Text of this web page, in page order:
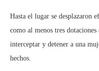
Hasta el lugar se desplazaron
como al menos tres
interceptar y detener a una
hechos.